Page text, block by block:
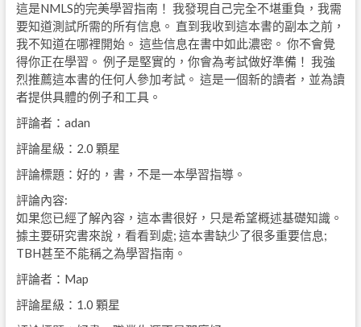
這是NMLS的完美學習指南！ 我發現自己完全不堪重負，我需
要知道測試所需的所有信息。 直到我收到這本書的副本之前，
我不知道在哪裡開始。 這些信息在書中如此濃密。 你不會覺
得你正在學習。 例子是堅實的，你會為考試做好準備！ 我強
烈推薦這本書的任何人參加考試。 這是一個新的讀者，並為讀
者提供具體的例子和工具。
評論者：adan
評論星級：2.0 顆星
評論標題：好的，書，不是一本學習指導。
評論內容:
如果您已經了解內容，這本書很好，只是希望概述基礎知識。
據主要研究書來說，看看到處; 這本書缺少了很多重要信息;
TBH甚至不能稱之為學習指南。
評論者：Map
評論星級：1.0 顆星